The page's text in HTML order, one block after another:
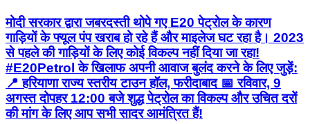
मोदी सरकार द्वारा जबरदस्ती थोपे गए E20 पेट्रोल के कारण
गाड़ियों के फ्यूल पंप खराब हो रहे हैं और माइलेज घट रहा है। 2023
से पहले की गाड़ियों के लिए कोई विकल्प नहीं दिया जा रहा!
#E20Petrol के खिलाफ अपनी आवाज बुलंद करने के लिए जुड़ें:
📍 हरियाणा राज्य स्तरीय टाउन हॉल, फरीदाबाद 📅 रविवार, 9
अगस्त दोपहर 12:00 बजे शुद्ध पेट्रोल का विकल्प और उचित दरों
की मांग के लिए आप सभी सादर आमंत्रित हैं!